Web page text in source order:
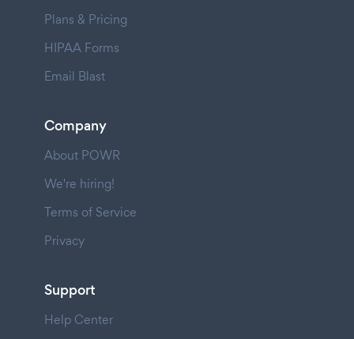
Plans & Pricing
HIPAA Forms
Email Blast
Company
About POWR
We're hiring!
Terms of Service
Privacy
Support
Help Center